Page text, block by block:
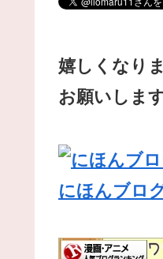
嬉しくなり
お願いしま
にほんブロ